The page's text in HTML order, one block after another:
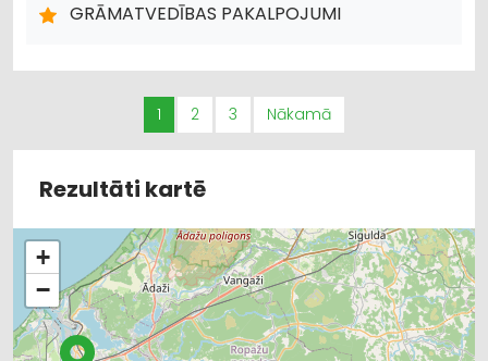
GRĀMATVEDĪBAS PAKALPOJUMI
1 2 3 Nākamā
Rezultāti kartē
+
−